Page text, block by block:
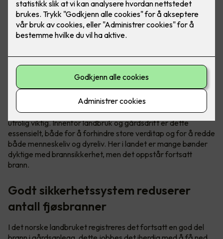
Ved å installere temperatursensorer i sikringsskapene får
du ekstra brannvakt på gården eller gartneriet ditt.
Brannsikkerhet redder liv
Uansett hvilken bransje du jobber i er brannsikkerheten
utrolig viktig. Innenfor landbruk og gårdsdrift er dette
essensielt, både for å forhindre store verditap og for å redde
både menneskeliv og dyreliv. Her i landet er mange bønder
dyktige med brannsikkerhet, men det oppstår fortsatt
brann.
Godt sikkerhetssystem reduserer
antall fjøsbranner
I det norske landbruket registreres det fortsatt en god del